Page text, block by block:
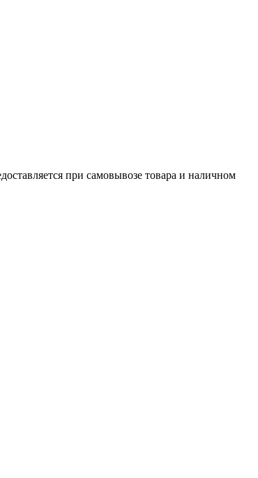
при самовывозе товара и наличном